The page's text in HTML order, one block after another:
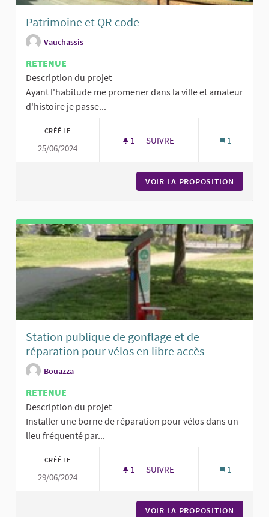
Patrimoine et QR code
Vauchassis
RETENUE
Description du projet
Ayant l'habitude me promener dans la ville et amateur
d'histoire je passe...
CRÉÉ LE
25/06/2024
1 1 ABONNÉ
SUIVRE 1
VOIR LA PROPOSITION
Station publique de gonflage et de
réparation pour vélos en libre accès
Bouazza
RETENUE
Description du projet
Installer une borne de réparation pour vélos dans un
lieu fréquenté par...
CRÉÉ LE
29/06/2024
1 1 ABONNÉ
SUIVRE 1
VOIR LA PROPOSITION